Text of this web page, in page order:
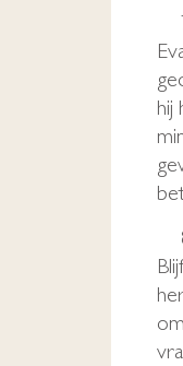
hij